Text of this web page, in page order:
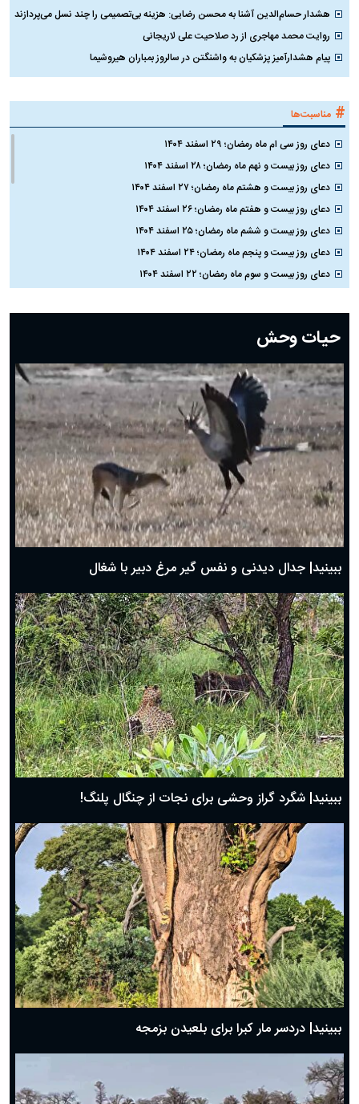
هشدار حسام‌الدین آشنا به محسن رضایی: هزینه بی‌تصمیمی را چند نسل می‌پردازند
روایت محمد مهاجری از رد صلاحیت علی لاریجانی
پیام هشدارآمیز پزشکیان به واشنگتن در سالروز بمباران هیروشیما
# مناسبت‌ها
دعای روز سی ام ماه رمضان؛ ۲۹ اسفند ۱۴۰۴
دعای روز بیست و نهم ماه رمضان؛ ۲۸ اسفند ۱۴۰۴
دعای روز بیست و هشتم ماه رمضان؛ ۲۷ اسفند ۱۴۰۴
دعای روز بیست و هفتم ماه رمضان؛ ۲۶ اسفند ۱۴۰۴
دعای روز بیست و ششم ماه رمضان؛ ۲۵ اسفند ۱۴۰۴
دعای روز بیست و پنجم ماه رمضان؛ ۲۴ اسفند ۱۴۰۴
دعای روز بیست و سوم ماه رمضان؛ ۲۲ اسفند ۱۴۰۴
دعای روز بیستم ماه رمضان؛ ۱۹ اسفند ۱۴۰۴
دعای روز هشتم ماه مبارک رمضان؛ ۷ اسفند ماه ۱۴۰۴
دعای روز هفتم ماه رمضان؛ ۶ اسفند ۱۴۰۴
دعای روز ششم ماه رمضان؛ ۵ اسفند ۱۴۰۴
دعای روز پنجم ماه رمضان؛ ۴ اسفند ۱۴۰۴
دعای روز چهارم ماه مبارک رمضان؛ ۳ اسفند ۱۴۰۴
دعای روز سوم ماه مبارک رمضان؛ ۱۴ اسفند ۱۴۰۴
دعای روز دوم ماه مبارک رمضان ۱ اسفند ماه ۱۴۰۴
دعای روز اول ماه مبارک رمضان، ۳۰ بهمن ۱۴۰۴
حضرت زینب(س) چگونه از دنیا رفت؟
بهترین پیامک تبریک روز پدر ۱۴۰۴؛ جملات زیبا و صمیمانه
حیات وحش
ببینید| جدال دیدنی و نفس گیر مرغ دبیر با شغال
ببینید| شگرد گراز وحشی برای نجات از چنگال پلنگ!
ببینید| دردسر مار کبرا برای بلعیدن بزمجه